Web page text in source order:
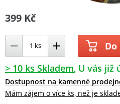
399 Kč
> 10 ks Skladem U vás již
Dostupnost na kamenné
Mám zájem o více ks, než je